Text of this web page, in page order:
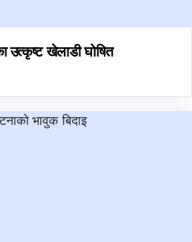
उत्कृष्ट खेलाडी घोषित